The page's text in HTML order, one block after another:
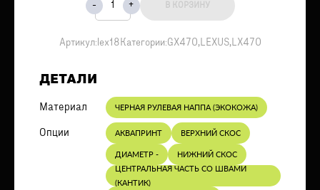
В КОРЗИНУ
Артикул: lex18 Категории:GX470,LEXUS,LX470
ДЕТАЛИ
Материал ЧЕРНАЯ РУЛЕВАЯ НАППА (ЭКОКОЖА)
Опции АКВАПРИНТ ВЕРХНИЙ СКОС
ДИАМЕТР -
НИЖНИЙ СКОС
ЦЕНТРАЛЬНАЯ ЧАСТЬ СО ШВАМИ
(КАНТИК)